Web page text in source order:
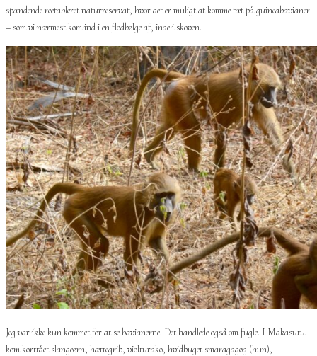
spændende reetableret naturreservat, hvor det er muligt at komme tæt på guineabavianer
– som vi nærmest kom ind i en flodbølge af, inde i skoven.
Jeg var ikke kun kommet for at se bavianerne. Det handlede også om fugle. I Makasutu
kom korttået slangeørn, hættegrib, violturako, hvidbuget smaragdgøg (hun),